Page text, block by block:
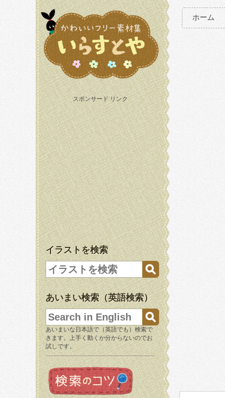
スポンサード リンク
イラストを検索
あいまい検索（英語検索）
あいまいな日本語で（英語でも）検索で
きます。上手く動くか分からないのでお
試しです。
ホーム